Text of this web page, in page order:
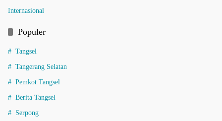
Internasional
Populer
Tangsel
Tangerang Selatan
Pemkot Tangsel
Berita Tangsel
Serpong